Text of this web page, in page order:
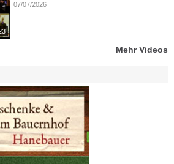
07/07/2026
Mehr Videos